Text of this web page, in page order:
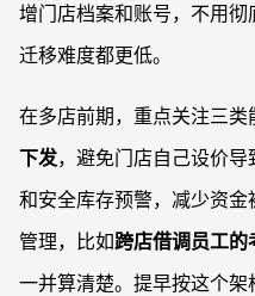
增门店档案和账号，不用
迁移难度都更低。
在多店前期，重点关注三类
下发，避免门店自己设价
和安全库存预警，减少资
管理，比如跨店借调员工的
一并算清楚。提早按这个